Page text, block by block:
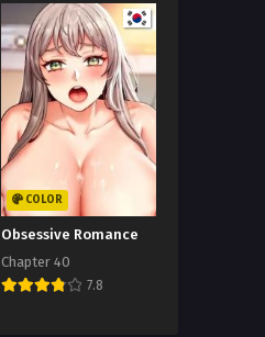
COLOR
Obsessive Romance
Chapter 40
7.8